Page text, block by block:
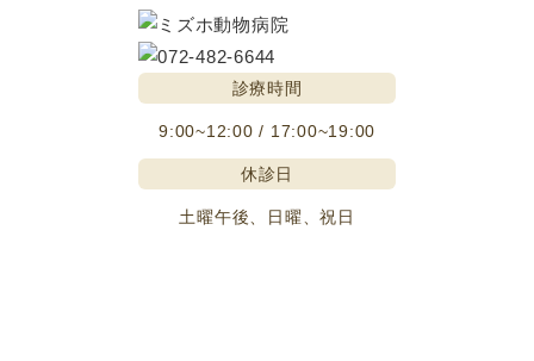
診療時間
9:00~12:00 / 17:00~19:00
休診日
土曜午後、日曜、祝日